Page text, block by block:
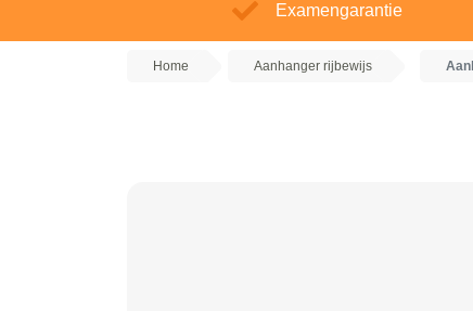
Examengarantie
Home Aanhanger rijbewijs